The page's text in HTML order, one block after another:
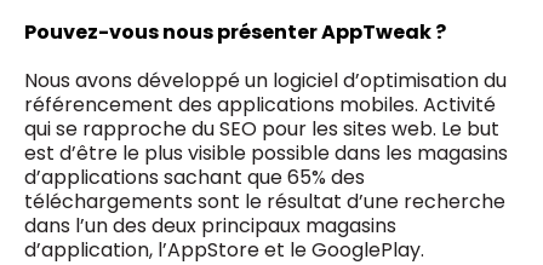
Pouvez-vous nous présenter AppTweak ?
Nous avons développé un logiciel d’optimisation du
référencement des applications mobiles. Activité
qui se rapproche du SEO pour les sites web. Le but
est d’être le plus visible possible dans les magasins
d’applications sachant que 65% des
téléchargements sont le résultat d’une recherche
dans l’un des deux principaux magasins
d’application, l’AppStore et le GooglePlay.